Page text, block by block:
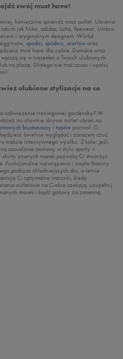
swój must have!
koniecznie sprawdź nasz outlet. Ubrania
jak Nike, adidas, Lotto, Feewear, Umbro
i oryginalnym designem. Wśród
spodni, spódnic, szortóworaz
must have dla siebie. Damskie oraz
się w niejeden z Twoich ulubionych
na plażę. Dlatego nie trać czasu i upoluj
ulubione stylizacje na co
odświeżenie treningowej garderoby? W
na siłownię skrywa outlet ubrań na
biustonoszy i topów pozwoli Ci
świetnie wyglądać i zarazem czuć
trakcie intensywnego wysiłku. Z kolei jeśli
casualowe zestawy w stylu sporty –
znanych marek pozwolą Ci stworzyć
Funkcjonalne rozwiązania i ciepłe tkaniny
podczas chłodniejszych dni, a letnie
Ci optymalne warunki, kiedy
outletowe na Ciebie czekają, uzupełnij
marek i bądź gotowy za zmienną